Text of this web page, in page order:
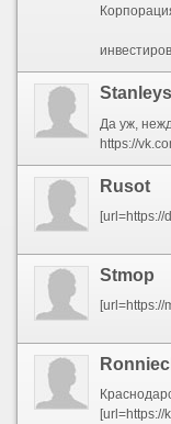
Корпорация работает с
Да уж,
https://
Rusot
Stmop
[url=https://